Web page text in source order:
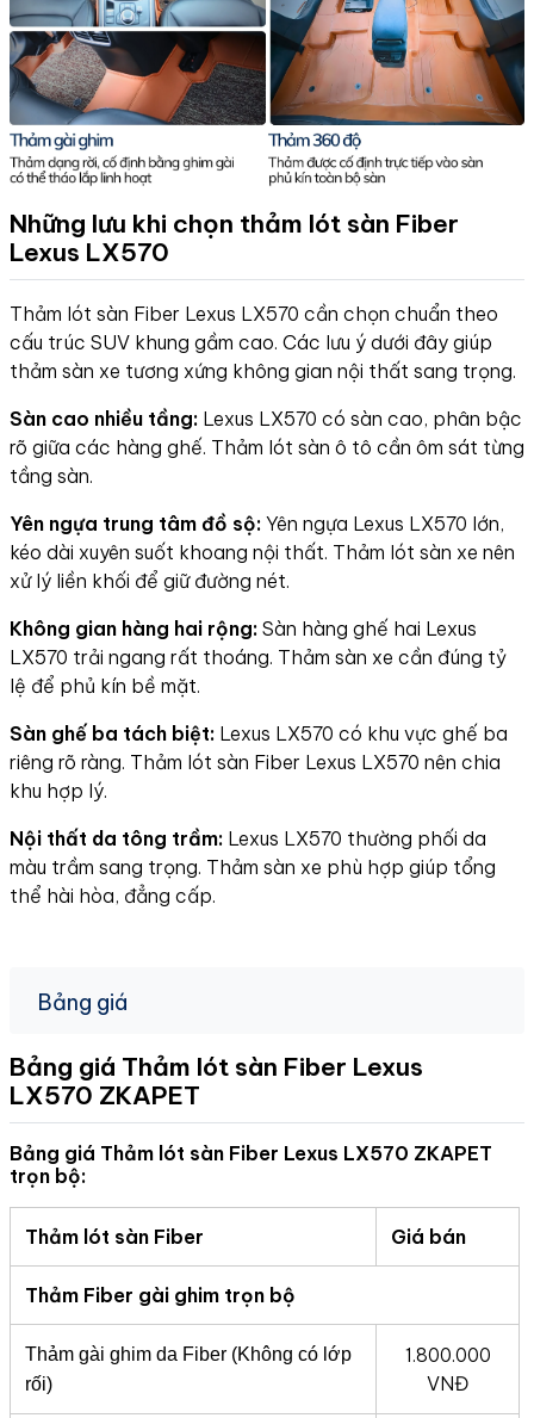
Những lưu khi chọn thảm lót sàn Fiber
Lexus LX570
Thảm lót sàn Fiber Lexus LX570 cần chọn chuẩn theo
cấu trúc SUV khung gầm cao. Các lưu ý dưới đây giúp
thảm sàn xe tương xứng không gian nội thất sang trọng.
Sàn cao nhiều tầng: Lexus LX570 có sàn cao, phân bậc
rõ giữa các hàng ghế. Thảm lót sàn ô tô cần ôm sát từng
tầng sàn.
Yên ngựa trung tâm đồ sộ: Yên ngựa Lexus LX570 lớn,
kéo dài xuyên suốt khoang nội thất. Thảm lót sàn xe nên
xử lý liền khối để giữ đường nét.
Không gian hàng hai rộng: Sàn hàng ghế hai Lexus
LX570 trải ngang rất thoáng. Thảm sàn xe cần đúng tỷ
lệ để phủ kín bề mặt.
Sàn ghế ba tách biệt: Lexus LX570 có khu vực ghế ba
riêng rõ ràng. Thảm lót sàn Fiber Lexus LX570 nên chia
khu hợp lý.
Nội thất da tông trầm: Lexus LX570 thường phối da
màu trầm sang trọng. Thảm sàn xe phù hợp giúp tổng
thể hài hòa, đẳng cấp.
Bảng giá
Bảng giá Thảm lót sàn Fiber Lexus
LX570 ZKAPET
Bảng giá Thảm lót sàn Fiber Lexus LX570 ZKAPET
trọn bộ:
Thảm lót sàn Fiber Giá bán
Thảm Fiber gài ghim trọn bộ
Thảm gài ghim da Fiber (Không có lớp
rối)
1.800.000
VNĐ